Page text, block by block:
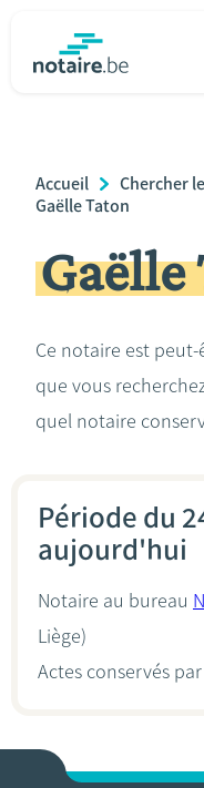
Relations et vivre
Héritage et donations
Le notaire
Accueil
Chercher
Gaëlle Taton
Gaëlle
Ce notaire est
que vous
quel notaire
Période du
aujourd'hui
Notaire au bureau
Liège)
Actes conservés par